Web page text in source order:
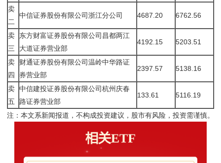
卖
二
中信证券股份有限公司浙江分公司 4687.20 6762.56
卖
三
东方财富证券股份有限公司昌都两江
大道证券营业部
4192.15 5203.51
卖
四
财通证券股份有限公司温岭中华路证
券营业部
2397.57 5138.16
卖
五
中信建投证券股份有限公司杭州庆春
路证券营业部
133.61 5116.19
注：本文系新闻报道，不构成投资建议，股市有风险，投资需谨慎。